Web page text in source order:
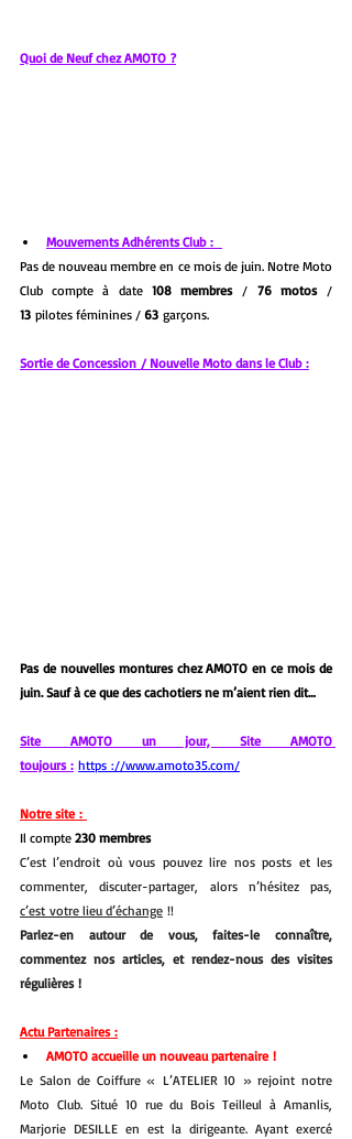
Quoi de Neuf chez AMOTO ?
Mouvements Adhérents Club :
Pas de nouveau membre en ce mois de juin. Notre Moto
Club compte à date 108 membres / 76 motos
13 pilotes féminines / 63 garçons.
Sortie de Concession / Nouvelle Moto dans le Club :
Pas de nouvelles montures chez AMOTO en ce mois de
juin. Sauf à ce que des cachotiers ne m’aient rien dit…
Site AMOTO un jour, Site AMOTO
toujours : https ://www.amoto35.com/
Notre site :
Il compte 230 membres
C’est l’endroit où vous pouvez lire nos posts et les
c’est votre lieu d’échange !!
Parlez-en autour de vous, faites-le connaître,
commentez nos articles, et rendez-nous des visites
régulières !
Actu Partenaires :
AMOTO accueille un nouveau partenaire !
Le Salon de Coiffure « L’ATELIER 10 » rejoint notre
Moto Club. Situé 10 rue du Bois Teilleul à Amanlis,
Marjorie DESILLE en est la dirigeante. Ayant exercé